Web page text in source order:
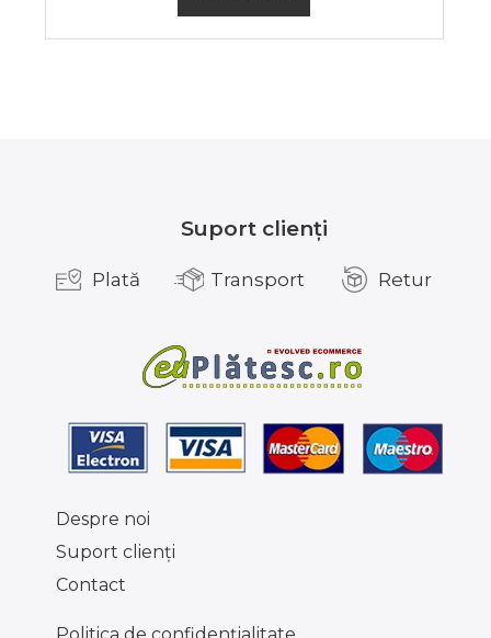
Suport clienți
Plată Transport Retur
Despre noi
Suport clienţi
Contact